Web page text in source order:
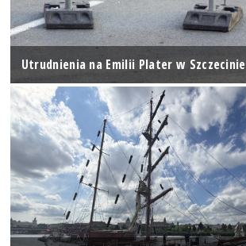
Utrudnienia na Emilii Plater w Szczecinie